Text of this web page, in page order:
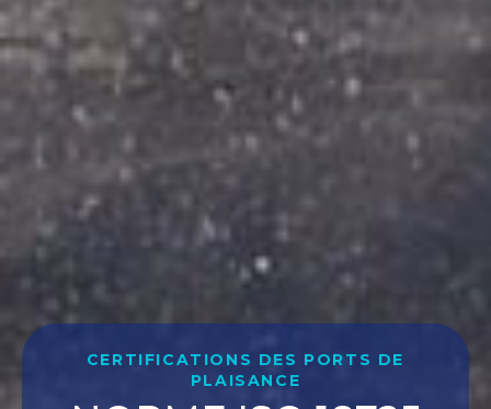
CERTIFICATIONS DES PORTS DE
PLAISANCE